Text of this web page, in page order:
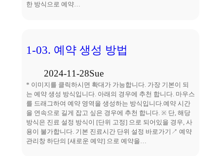
한 방식으로 예약…
1-03. 예약 생성 방법
2024-11-28Sue
* 이미지를 클릭하시면 확대가 가능합니다. 가장 기본이 되
는 예약 생성 방식입니다. 아래의 경우에 추천 합니다. 마우스
를 드래그하여 예약 영역을 생성하는 방식입니다.예약 시간
을 연속으로 길게 잡고 싶은 경우에 추천 합니다. ※ 단, 해당
방식은 진료 설정 방식이 [단위 고정] 으로 되어있을 경우, 사
용이 불가합니다. 기본 진료시간 단위 설정 바로가기↗ 예약
관리창 하단의 [새로운 예약] 으로 예약을…